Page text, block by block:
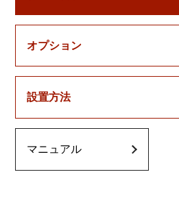
オプション
設置方法
マニュアル